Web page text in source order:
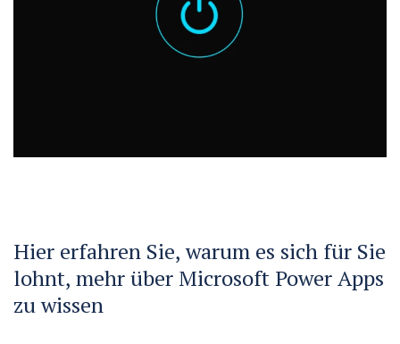
Hier erfahren Sie, warum es sich für Sie
lohnt, mehr über Microsoft Power Apps
zu wissen